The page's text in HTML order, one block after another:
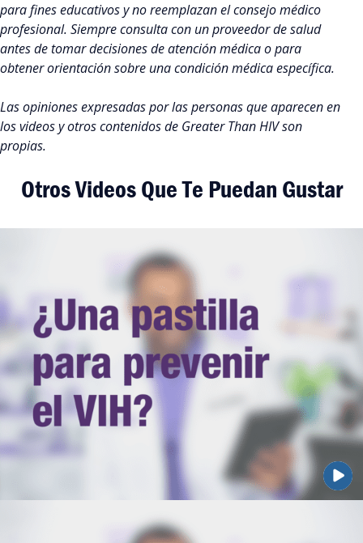
para fines educativos y no reemplazan el consejo médico
profesional. Siempre consulta con un proveedor de salud
antes de tomar decisiones de atención médica o para
obtener orientación sobre una condición médica específica.
Las opiniones expresadas por las personas que aparecen en
los videos y otros contenidos de Greater Than HIV son
propias.
Otros Videos Que Te Puedan Gustar